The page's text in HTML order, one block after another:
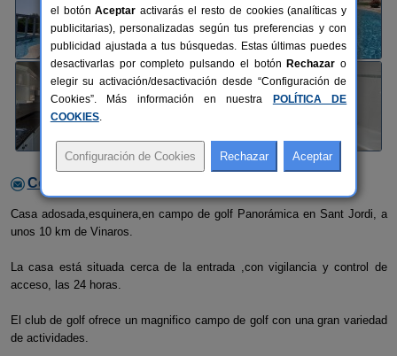
Contactar con el alojamiento
Casa adosada,esquinera,en campo de golf Panorámica en Sant Jordi, a
unos 10 km de Vinaros.
La casa está situada cerca de la entrada ,con vigilancia y control de
acceso, las 24 horas.
El club de golf ofrece un magnifico campo de golf con una gran variedad
de actividades.
el botónAceptar activarás el resto de cookies (analíticas y
publicitarias), personalizadas según tus preferencias y con
publicidad ajustada a tus búsquedas. Estas últimas puedes
desactivarlas por completo pulsando el botón Rechazar o
elegir su activación/desactivación desde “Configuración de
Cookies”. Más información en nuestra
POLÍTICA DE
COOKIES.